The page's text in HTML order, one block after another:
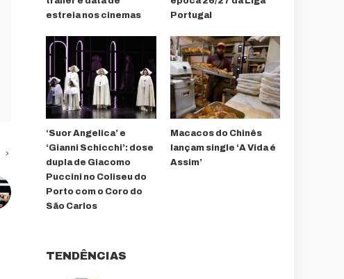
estreia nos cinemas
Portugal
‘Suor Angelica’ e
‘Gianni Schicchi’: dose
dupla de Giacomo
Puccini no Coliseu do
Porto com o Coro do
São Carlos
Macacos do Chinês
lançam single ‘A Vida é
Assim’
TENDÊNCIAS